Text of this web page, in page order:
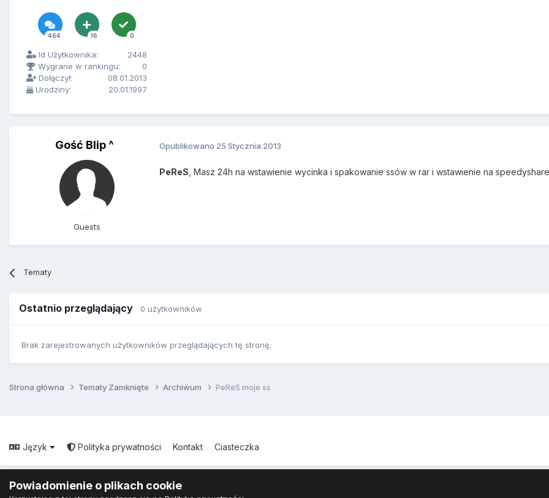
464 16 0
Id Użytkownika:
2448
Wygrane w rankingu:
0
Dołączył:
08.01.2013
Urodziny:
20.01.1997
Gość Blip ^
Guests
Opublikowano 25 Stycznia 2013
PeReS , Masz 24h na wstawienie wycinka i spakowanie ssów w rar i wstawienie na speedyshare
Tematy
Ostatnio przeglądający 0 użytkowników
Brak zarejestrowanych użytkowników przeglądających tę stronę.
Strona główna Tematy Zamknięte Archiwum PeReS moje ss
Język Polityka prywatności Kontakt Ciasteczka
Powiadomienie o plikach cookie